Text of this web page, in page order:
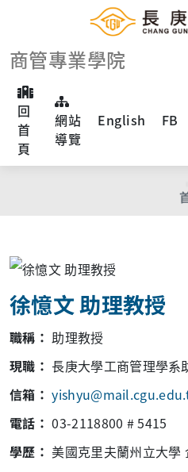
商管專業學院
回
首
頁
網站
導覽
English FB
徐憶文 助理教授
職稱： 助理教授
現職： 長庚大學工商管理學系
信箱：
電話： 03-2118800 # 5415
學歷： 美國克里夫蘭州立大學